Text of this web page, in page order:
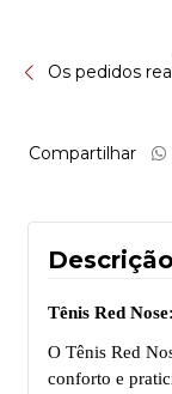
Os pedidos
Compartilhar
Descrição
Tênis Red
O Tênis Red
conforto e